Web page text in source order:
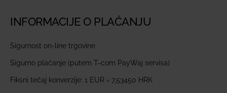
INFORMACIJE O PLAĆANJU
Sigurnost on-line trgovine
Sigurno plaćanje (putem T-com PayWaj servisa)
Fiksni tečaj konverzije: 1 EUR = 7,53450 HRK